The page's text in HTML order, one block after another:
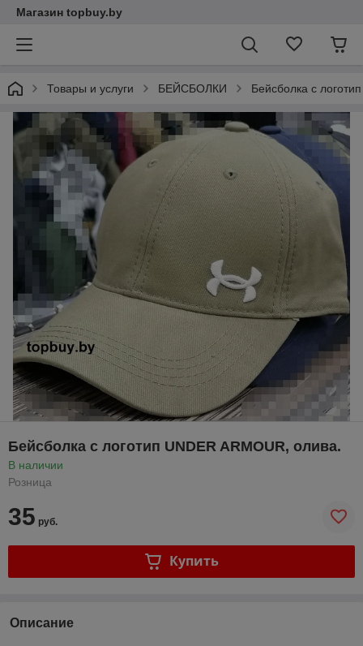
Магазин topbuy.by
Товары и услуги БЕЙСБОЛКИ Бейсболка с
Бейсболка с логотип UNDER ARMOUR, олива.
В наличии
Розница
35 руб.
Купить
Описание